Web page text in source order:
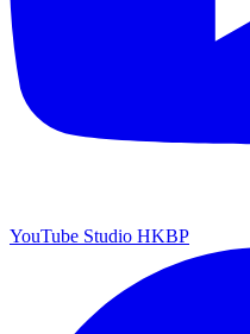
YouTube Studio HKBP